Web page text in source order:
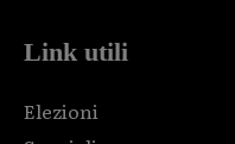
Link utili
Elezioni